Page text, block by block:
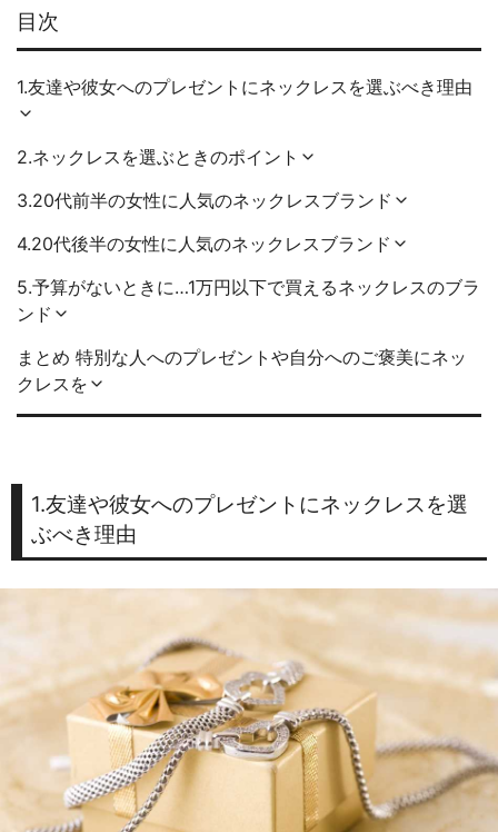
目次
1.友達や彼女へのプレゼントにネックレスを選ぶべき理由
2.ネックレスを選ぶときのポイント
3.20代前半の女性に人気のネックレスブランド
4.20代後半の女性に人気のネックレスブランド
5.予算がないときに…1万円以下で買えるネックレスのブラ
ンド
まとめ 特別な人へのプレゼントや自分へのご褒美にネッ
クレスを
1.友達や彼女へのプレゼントにネックレスを選
ぶべき理由